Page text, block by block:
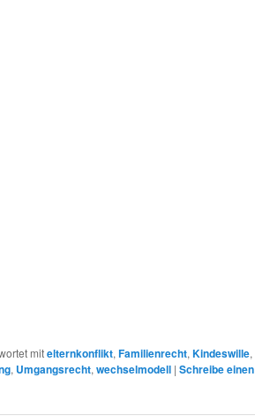
mit elternkonflikt,Familienrecht,Kindeswille,
, Umgangsrecht,wechselmodell |Schreibe einen